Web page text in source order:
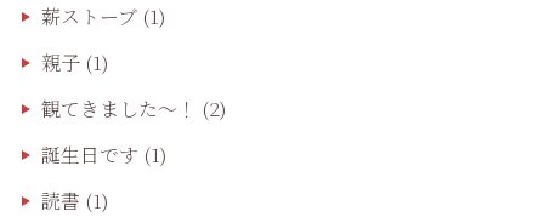
薪ストーブ(1)
親子(1)
観てきました〜！ (2)
誕生日です (1)
読書 (1)